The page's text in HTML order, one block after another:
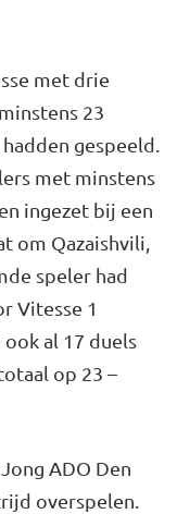
met drie
23
gespeeld.
met minstens
ingezet bij een
om Qazaishvili,
speler had
Vitesse 1
al 17 duels
op 23 –
ADO Den
overspelen.